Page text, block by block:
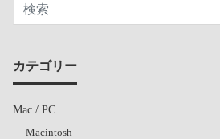
カテゴリー
Mac / PC
Macintosh